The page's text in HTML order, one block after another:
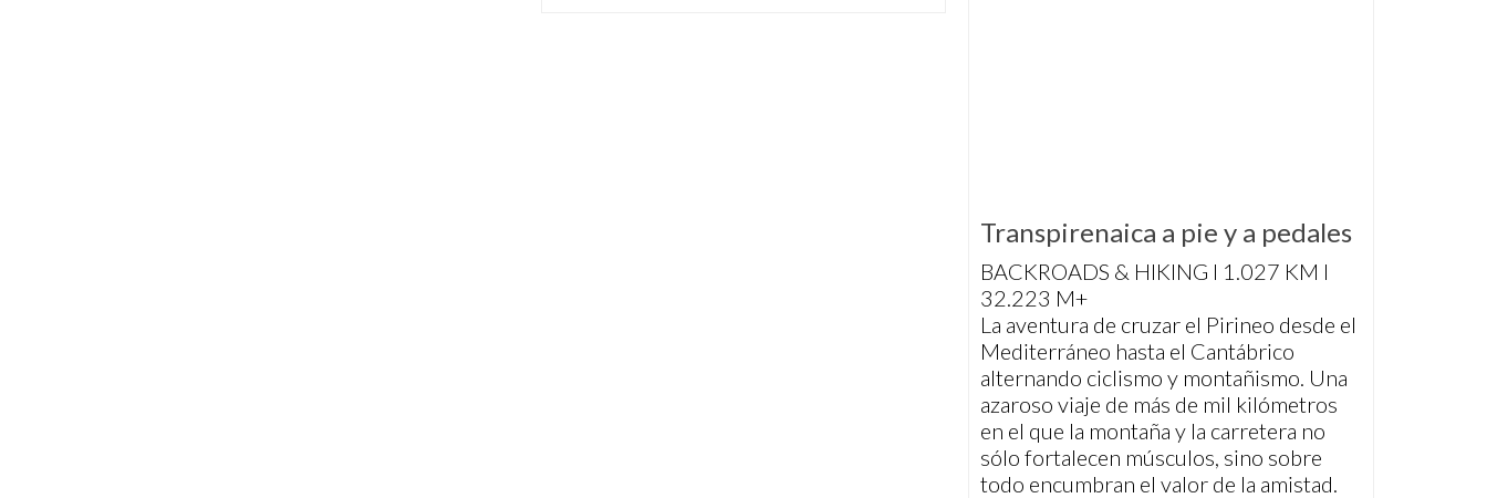
Transpirenaica a pie y a pedales
BACKROADS & HIKING I 1.027 KM I
32.223 M+
La aventura de cruzar el Pirineo desde el
Mediterráneo hasta el Cantábrico
alternando ciclismo y montañismo. Una
azaroso viaje de más de mil kilómetros
en el que la montaña y la carretera no
sólo fortalecen músculos, sino sobre
todo encumbran el valor de la amistad.